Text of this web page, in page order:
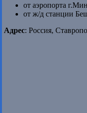
от аэропорта
от ж/д станции
Адрес: Россия,